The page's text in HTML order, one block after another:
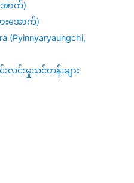
ောက်)
းအောက်)
(Pyinnyaryaungchi,
လင်းမှုသင်တန်းများ